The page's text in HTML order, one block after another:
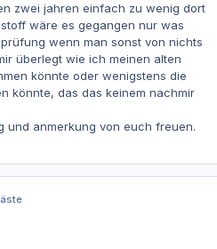
zwei jahren einfach zu wenig dort
wäre es gegangen nur was
wenn man sonst von nichts
überlegt wie ich meinen alten
könnte oder wenigstens die
könnte, das das keinem nachmir
und anmerkung von euch freuen.